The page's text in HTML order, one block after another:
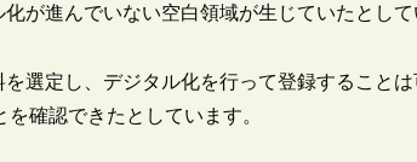
が進んでいない空白領域が生じていたとして
選定し、デジタル化を行って登録すること
確認できたとしています。